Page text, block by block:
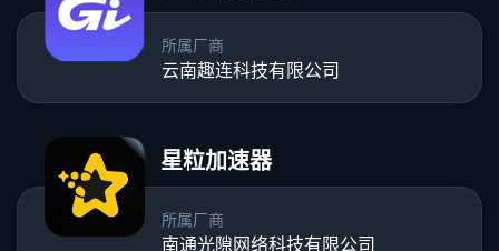
所属厂商
云南趣连科技有限公司
星粒加速器
所属厂商
南通光隙网络科技有限公司